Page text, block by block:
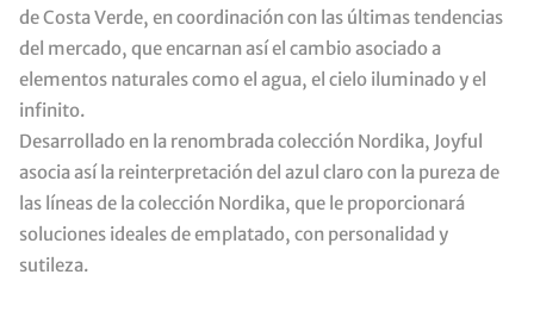
de Costa Verde, en coordinación con las últimas tendencias
del mercado, que encarnan así el cambio asociado a
elementos naturales como el agua, el cielo iluminado y el
infinito.
Desarrollado en la renombrada colección Nordika, Joyful
asocia así la reinterpretación del azul claro con la pureza de
las líneas de la colección Nordika, que le proporcionará
soluciones ideales de emplatado, con personalidad y
sutileza.